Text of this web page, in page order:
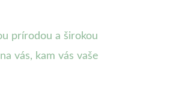
prírodou a širokou
vás, kam vás vaše